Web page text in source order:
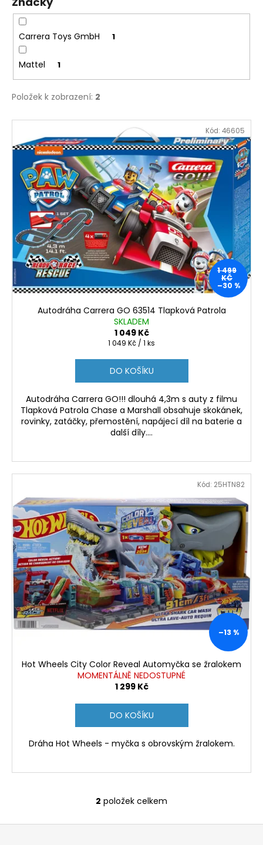
Carrera Toys GmbH 1
Mattel 1
Položek k zobrazení: 2
V
ý
p
o
d
u
k
t
1 499
KČ
–30 %
Autodráha Carrera GO 63514 Tlapková Patrola
SKLADEM
1 049 Kč
Měrná
1 049 Kč / 1 ks
DO KOŠÍKU
Autodráha Carrera GO!!! dlouhá 4,3m s auty z filmu
Tlapková Patrola Chase a Marshall obsahuje skokánek,
rovinky, zatáčky, přemostění, napájecí díl na baterie a
další díly....
Kód: 46605
–13 %
Hot Wheels City Color Reveal Automyčka se žralokem
MOMENTÁLNĚ NEDOSTUPNÉ
1 299 Kč
DO KOŠÍKU
Dráha Hot Wheels - myčka s obrovským žralokem.
Kód: 25HTN82
O
v
2 položek celkem
u
m
MONTESSORI
MONTESSORI
ÚCHYTY
K
PUZZLE
5,90
Kč